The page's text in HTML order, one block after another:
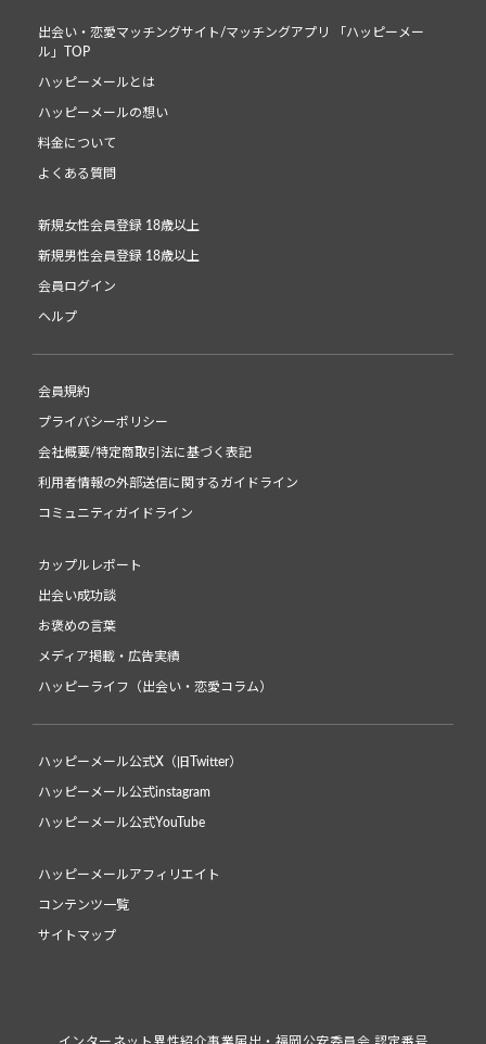
出会い・恋愛マッチングサイト/マッチングアプリ 「ハッピーメー
ル」TOP
ハッピーメールとは
ハッピーメールの想い
料金について
よくある質問
新規女性会員登録 18歳以上
新規男性会員登録 18歳以上
会員ログイン
ヘルプ
会員規約
プライバシーポリシー
会社概要/特定商取引法に基づく表記
利用者情報の外部送信に関するガイドライン
コミュニティガイドライン
カップルレポート
出会い成功談
お褒めの言葉
メディア掲載・広告実績
ハッピーライフ（出会い・恋愛コラム）
ハッピーメール公式X（旧Twitter）
ハッピーメール公式instagram
ハッピーメール公式YouTube
ハッピーメールアフィリエイト
コンテンツ一覧
サイトマップ